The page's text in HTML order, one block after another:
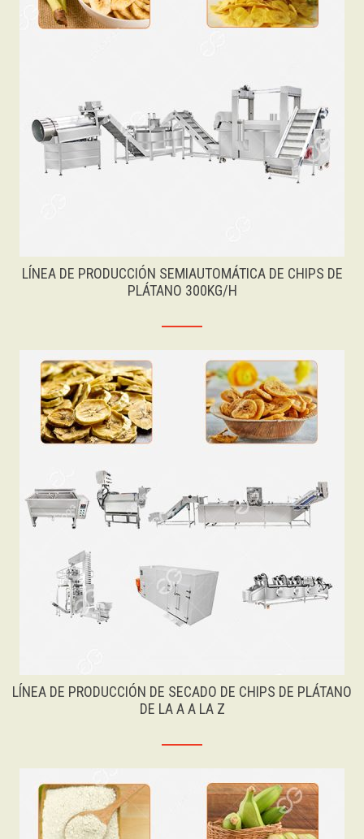
LÍNEA DE PRODUCCIÓN SEMIAUTOMÁTICA DE CHIPS DE
PLÁTANO 300KG/H
LÍNEA DE PRODUCCIÓN DE SECADO DE CHIPS DE PLÁTANO
DE LA A A LA Z